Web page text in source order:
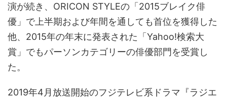
演が続き、ORICON STYLEの「2015ブレイク俳
優」で上半期および年間を通しても首位を獲得した
他、2015年の年末に発表された「Yahoo!検索大
賞」でもパーソンカテゴリーの俳優部門を受賞し
た。
2019年4月放送開始のフジテレビ系ドラマ『ラジエ